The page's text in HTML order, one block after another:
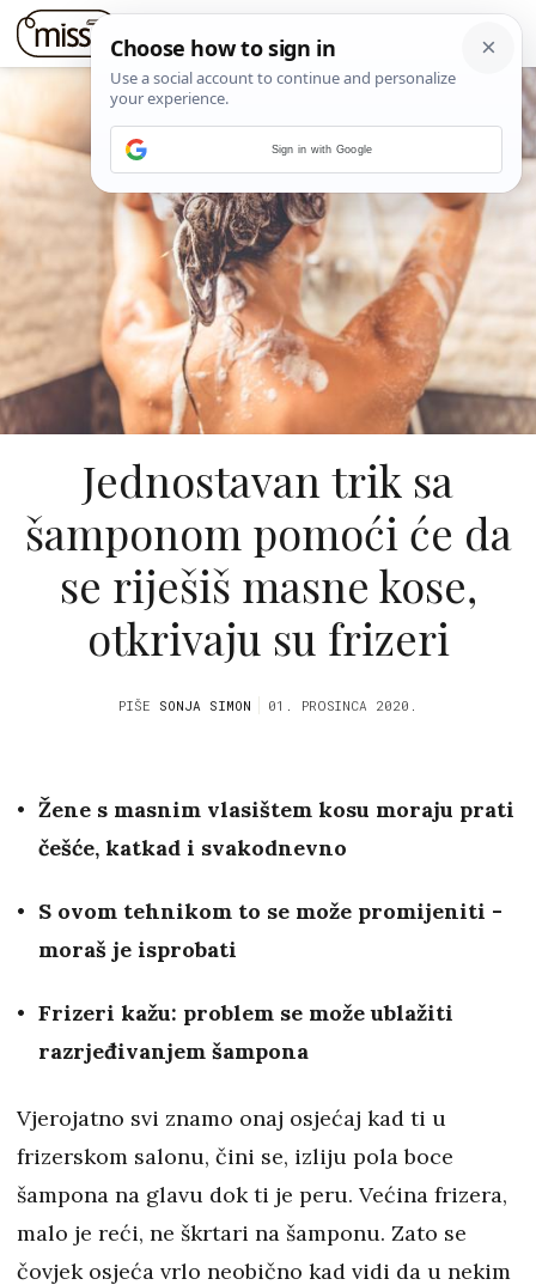
Jednostavan trik sa
šamponom pomoći će da
se riješiš masne kose,
otkrivaju su frizeri
PIŠE SONJA SIMON 01. PROSINCA 2020.
Žene s masnim vlasištem kosu moraju prati
češće, katkad i svakodnevno
S ovom tehnikom to se može promijeniti -
moraš je isprobati
Frizeri kažu: problem se može ublažiti
razrjeđivanjem šampona
Vjerojatno svi znamo onaj osjećaj kad ti u
frizerskom salonu, čini se, izliju pola boce
šampona na glavu dok ti je peru. Većina frizera,
malo je reći, ne škrtari na šamponu. Zato se
čovjek osjeća vrlo neobično kad vidi da u nekim
Sign in with Google